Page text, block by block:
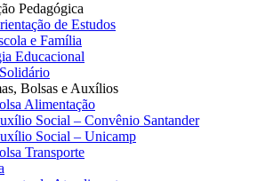
Pedagógica
de Estudos
e Família
Educacional
Bolsas e Auxílios
Alimentação
Social – Convênio Santander
Social – Unicamp
Transporte